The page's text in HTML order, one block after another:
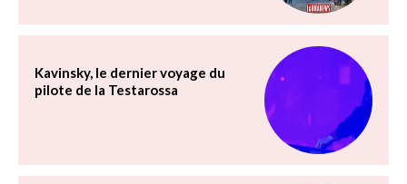
Kavinsky, le dernier voyage du
pilote de la Testarossa